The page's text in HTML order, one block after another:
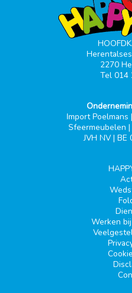
2270
Tel 014
Import Poelmans
Sfeermeubelen
JVH NV |
Werken